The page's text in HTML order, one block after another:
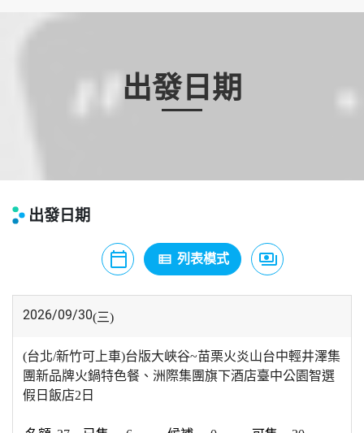
出發日期
出發日期
calendar_today
月曆模式
view_list
列表模式 payments
價格模式
2026/09/30(三)
(台北/新竹可上車)台版大峽谷~苗栗火炎山台中輕井澤集
團新品牌火鍋特色餐、洲際集團旗下酒店臺中公園智選
假日飯店2日